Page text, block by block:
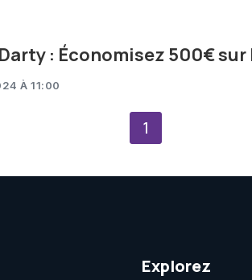
: Économisez 500€ sur
À 11:00
1
Explorez